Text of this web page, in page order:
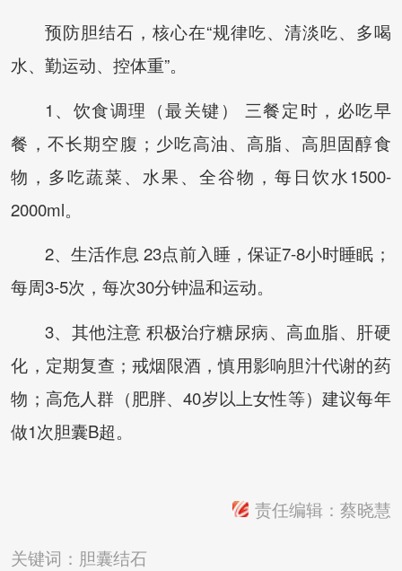
预防胆结石，核心在“规律吃、清淡吃、多喝
水、勤运动、控体重”。
1、饮食调理（最关键） 三餐定时，必吃早
餐，不长期空腹；少吃高油、高脂、高胆固醇食
物，多吃蔬菜、水果、全谷物，每日饮水1500-
2000ml。
2、生活作息 23点前入睡，保证7-8小时睡眠；
每周3-5次，每次30分钟温和运动。
3、其他注意 积极治疗糖尿病、高血脂、肝硬
化，定期复查；戒烟限酒，慎用影响胆汁代谢的药
物；高危人群（肥胖、40岁以上女性等）建议每年
做1次胆囊B超。
责任编辑：蔡晓慧
关键词： 胆囊结石